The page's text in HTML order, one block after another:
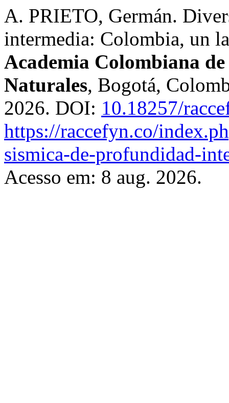
A. PRIETO, Germán.
intermedia: Colombia, un
Academia Colombiana
Naturales, Bogotá,
2026. DOI: 10.18257/
https://raccefyn.co/
sismica-de-profundidad-
Acesso em: 8 aug. 2026.